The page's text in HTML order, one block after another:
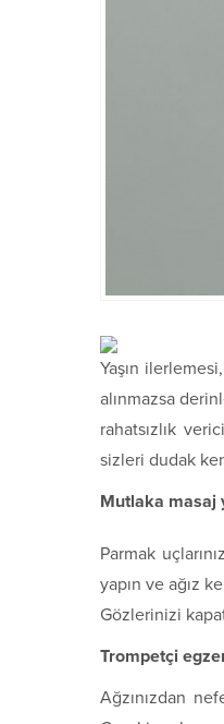
Yaşın
alınmazsa
rahatsızlık
sizleri dudak
Mutlaka masaj
Parmak
yapın ve ağız
Gözlerinizi
Trompetçi
Ağzınızdan